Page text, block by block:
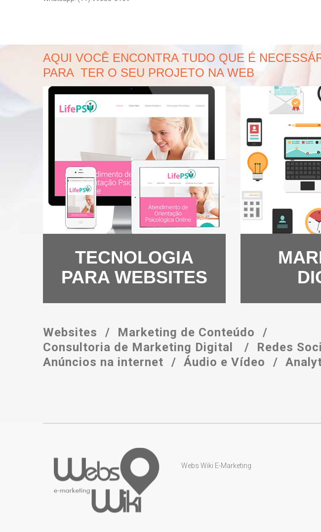
AQUI VOCÊ ENCONTRA TUDO QUE É
PARA TER O SEU PROJETO NA WEB
TECNOLOGIA
PARA WEBSITES
de Loja Virtual – Criação de HotSites – Criação
SAIBA MAIS
- SEO -
Websites
Marketing de Conteúdo
Consultoria de Marketing Digital
Redes
Anúncios na internet
Áudio e Vídeo
Webs Wiki E-Marketing